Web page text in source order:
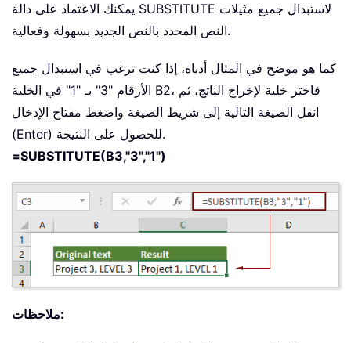
يمكنك الاعتماد على دالة SUBSTITUTE لاستبدال جميع مثيلات
النص المحدد بالنص الجديد بسهولة وفعالية.
كما هو موضح في المثال أدناه، إذا كنت ترغب في استبدال جميع
الأرقام "3" بـ "1" في الخلية B2، فاختر خلية لإخراج الناتج، ثم
انقل الصيغة التالية إلى شريط الصيغة واضغط مفتاح الإدخال
(Enter) للحصول على النتيجة.
=SUBSTITUTE(B3,"3","1")
ملاحظات: